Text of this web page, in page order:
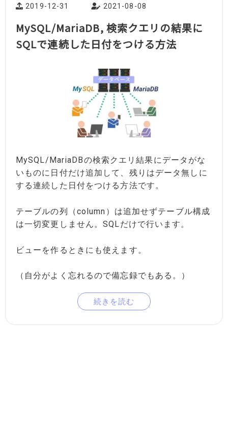
2019-12-31 2021-08-08
MySQL/MariaDB, 検索クエリの結果に
SQLで連続した日付をつける方法
MySQL/MariaDBの検索クエリ結果にデータがな
いものに日付だけ追加して、残りはデータ無しに
する連続した日付をつける方法です。
テーブルの列（column）は追加せずテーブル構成
は一切変更しません。SQLだけで行います。
ビューを作るときにも使えます。
（自分がよく忘れるので備忘録でもある。）
続きを読む